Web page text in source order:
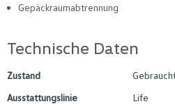
Gepäckraumabtrennung
Technische Daten
Zustand
Ausstattungslinie
Life